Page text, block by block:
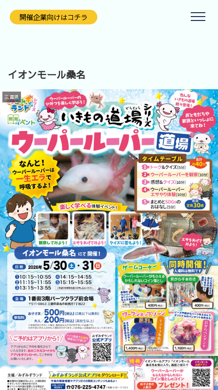
開催企業向
けはコチラ
開催企業向けはコチラ
イオンモール桑名
三重県